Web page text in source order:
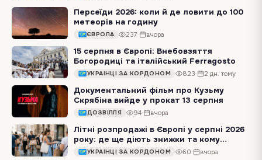
Персеїди 2026: коли й де ловити до 100
метеорів на годину
ЄВРОПА 237· вчора
15 серпня в Європі: Внебовзяття
Богородиці та італійський Ferragosto
УКРАЇНЦІ ЗА КОРДОНОМ 823· 2 дн. тому
Документальний фільм про Кузьму
Скрябіна вийде у прокат 13 серпня
ДОЗВІЛЛЯ 94· вчора
Літні розпродажі в Європі у серпні 2026
року: де ще діють знижки та кому
доступний tax-free
УКРАЇНЦІ ЗА КОРДОНОМ 60· вчора